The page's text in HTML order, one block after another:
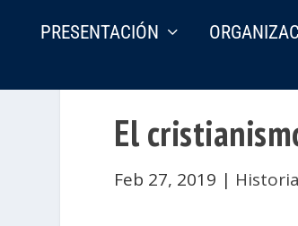
PRESENTACIÓN
El
Feb 27, 2019 | Historia